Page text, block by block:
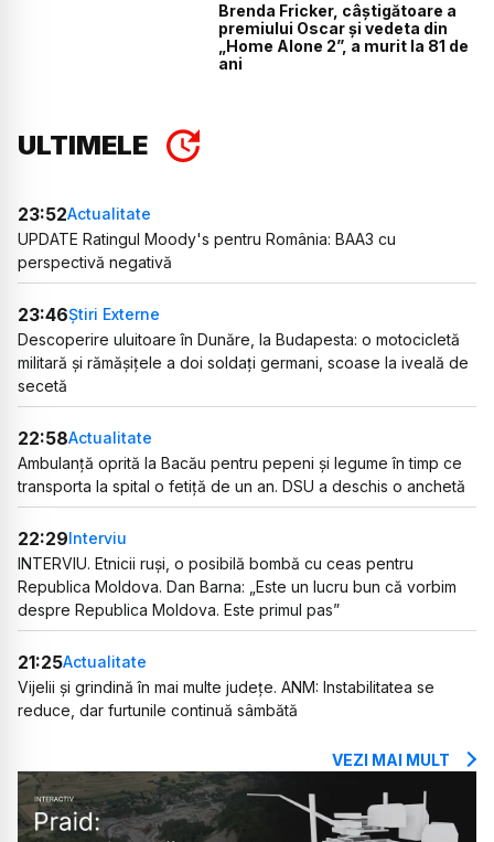
Brenda Fricker, câștigătoare a
premiului Oscar și vedeta din
„Home Alone 2”, a murit la 81 de
ani
ULTIMELE
23:52Actualitate
UPDATE Ratingul Moody's pentru România: BAA3 cu
perspectivă negativă
23:46Știri Externe
Descoperire uluitoare în Dunăre, la Budapesta: o motocicletă
militară și rămășițele a doi soldați germani, scoase la iveală de
secetă
22:58Actualitate
Ambulanță oprită la Bacău pentru pepeni și legume în timp ce
transporta la spital o fetiță de un an. DSU a deschis o anchetă
22:29Interviu
INTERVIU. Etnicii ruși, o posibilă bombă cu ceas pentru
Republica Moldova. Dan Barna: „Este un lucru bun că vorbim
despre Republica Moldova. Este primul pas”
21:25Actualitate
Vijelii și grindină în mai multe județe. ANM: Instabilitatea se
reduce, dar furtunile continuă sâmbătă
VEZI MAI MULT